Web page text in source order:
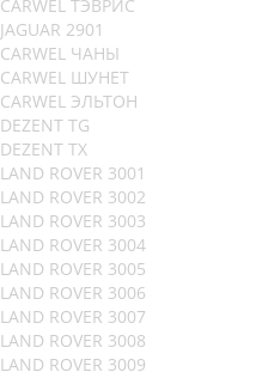
CARWEL ТЭВРИС
JAGUAR 2901
CARWEL ЧАНЫ
CARWEL ШУНЕТ
CARWEL ЭЛЬТОН
DEZENT TG
DEZENT TX
LAND ROVER 3001
LAND ROVER 3002
LAND ROVER 3003
LAND ROVER 3004
LAND ROVER 3005
LAND ROVER 3006
LAND ROVER 3007
LAND ROVER 3008
LAND ROVER 3009